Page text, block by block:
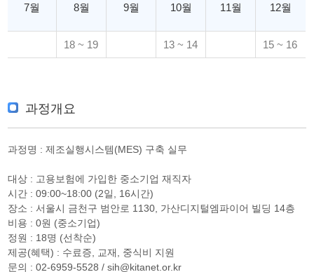
7월 8월 9월 10월 11월 12월
18 ~ 19 13 ~ 14 15 ~ 16
과정개요
과정명 : 제조실행시스템(MES) 구축 실무
대상 : 고용보험에 가입한 중소기업 재직자
시간 : 09:00~18:00 (2일, 16시간)
장소 : 서울시 금천구 범안로 1130, 가산디지털엠파이어 빌딩 14층
비용 : 0원 (중소기업)
정원 : 18명 (선착순)
제공(혜택) : 수료증, 교재, 중식비 지원
문의 : 02-6959-5528 / sih@kitanet.or.kr